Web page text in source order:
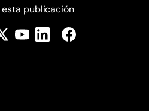
publicación